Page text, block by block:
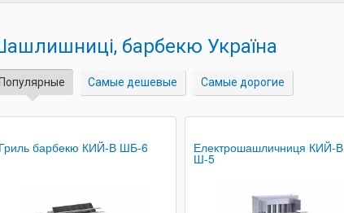
барбекю Україна
Популярные Самые дешевые Самые дорогие
Гриль барбекю КИЙ-В ШБ-6 Електрошашличниця КИЙ-В
Ш-5